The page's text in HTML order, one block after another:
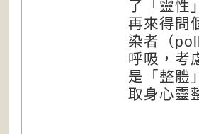
了「靈性
再來得問
染者（
呼吸，考
是「整體
取身心靈